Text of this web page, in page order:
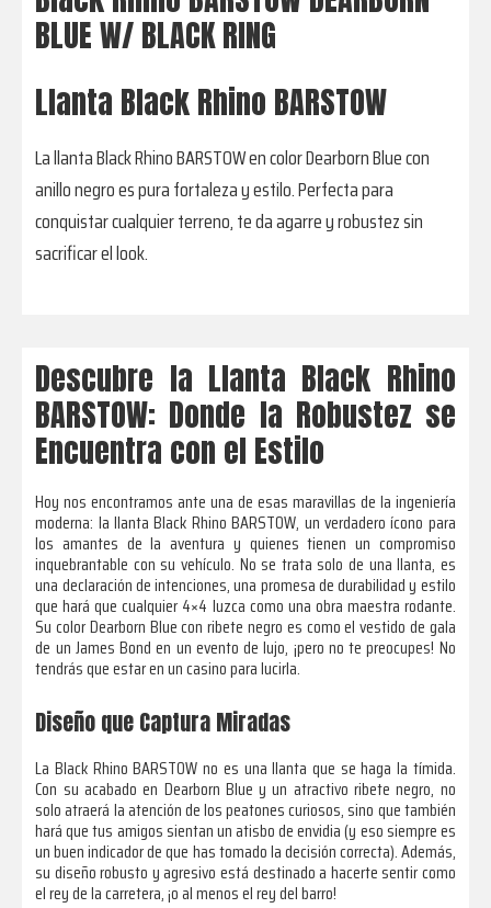
BLUE W/ BLACK RING
Llanta Black Rhino BARSTOW
La llanta Black Rhino BARSTOW en color Dearborn Blue con
anillo negro es pura fortaleza y estilo. Perfecta para
conquistar cualquier terreno, te da agarre y robustez sin
sacrificar el look.
Descubre la Llanta Black Rhino
BARSTOW: Donde la Robustez se
Encuentra con el Estilo
Hoy nos encontramos ante una de esas maravillas de la ingeniería
moderna: la llanta Black Rhino BARSTOW, un verdadero ícono para
los amantes de la aventura y quienes tienen un compromiso
inquebrantable con su vehículo. No se trata solo de una llanta, es
una declaración de intenciones, una promesa de durabilidad y estilo
que hará que cualquier 4×4 luzca como una obra maestra rodante.
Su color Dearborn Blue con ribete negro es como el vestido de gala
de un James Bond en un evento de lujo, ¡pero no te preocupes! No
tendrás que estar en un casino para lucirla.
Diseño que Captura Miradas
La Black Rhino BARSTOW no es una llanta que se haga la tímida.
Con su acabado en Dearborn Blue y un atractivo ribete negro, no
solo atraerá la atención de los peatones curiosos, sino que también
hará que tus amigos sientan un atisbo de envidia (y eso siempre es
un buen indicador de que has tomado la decisión correcta). Además,
su diseño robusto y agresivo está destinado a hacerte sentir como
el rey de la carretera, ¡o al menos el rey del barro!